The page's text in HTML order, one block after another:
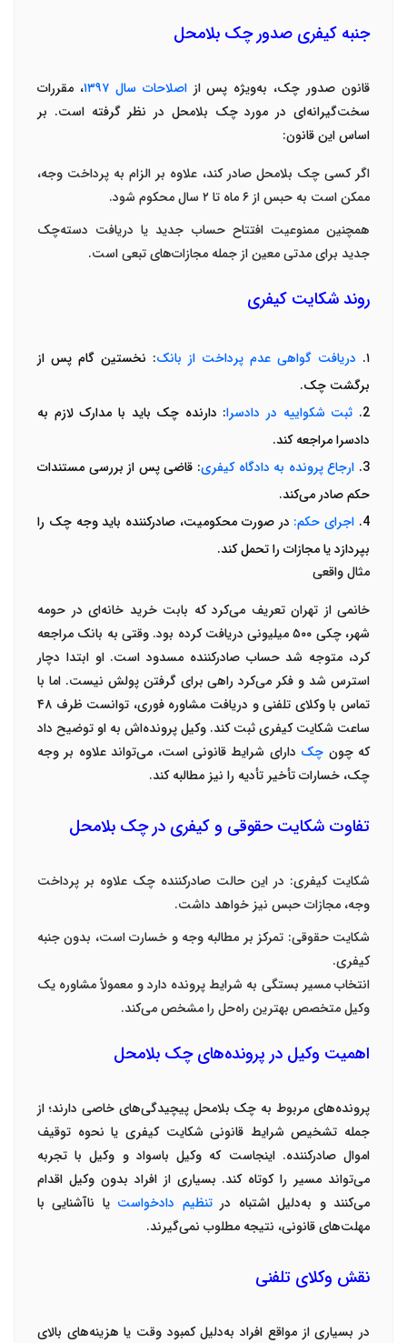
جنبه کیفری صدور چک بلامحل
قانون صدور چک، به‌ویژه پس ازاصلاحات سال۱۳۹۷، مقررات
سخت‌گیرانه‌ای در مورد چک بلامحل در نظر گرفته است. بر
اساس این قانون:
اگر کسی چک بلامحل صادر کند، علاوه بر الزام به پرداخت وجه،
ممکن است به حبس از ۶ماه تا ۲ سالمحکوم شود.
همچنین ممنوعیت افتتاح حساب جدید یا دریافت دسته‌چک
جدید برای مدتی معین از جمله مجازات‌های تبعی است.
روند شکایت کیفری
۱. دریافت گواهی عدم پرداخت از بانک: نخستین گام پس از
برگشت چک.
2. ثبت شکواییه در دادسرا: دارنده چک باید با مدارک لازم به
دادسرا مراجعه کند.
3. ارجاع پرونده به دادگاه کیفری: قاضی پس از بررسی مستندات
حکم صادر می‌کند.
4. اجرای حکم: در صورت محکومیت، صادرکننده باید وجه چک را
بپردازد یا مجازات را تحمل کند.
مثال واقعی
خانمی از تهران تعریف می‌کرد که بابت خرید خانه‌ای در حومه
شهر، چکی ۵۰۰میلیونی دریافت کرده بود. وقتی به بانک مراجعه
کرد، متوجه شد حساب صادرکننده مسدود است. او ابتدا دچار
استرس شد و فکر می‌کرد راهی برای گرفتن پولش نیست. اما با
تماس باوکلای تلفنیو دریافت مشاوره فوری، توانست ظرف ۴۸
ساعت شکایت کیفری ثبت کند. وکیل پرونده‌اش به او توضیح داد
که چون چک دارای شرایط قانونی است، می‌تواند علاوه بر وجه
چک، خسارات تأخیر تأدیه را نیز مطالبه کند.
تفاوت شکایت حقوقی و کیفری در چک بلامحل
شکایت کیفری: در این حالت صادرکننده چک علاوه بر پرداخت
وجه، مجازات حبس نیز خواهد داشت.
شکایت حقوقی: تمرکز بر مطالبه وجه و خسارت است، بدون جنبه
کیفری.
انتخاب مسیر بستگی به شرایط پرونده دارد و معمولاً مشاوره یک
وکیل متخصص بهترین راه‌حل را مشخص می‌کند.
اهمیت وکیل در پرونده‌های چک بلامحل
پرونده‌های مربوط به چک بلامحل پیچیدگی‌های خاصی دارند؛ از
جمله تشخیص شرایط قانونی شکایت کیفری یا نحوه توقیف
اموال صادرکننده. اینجاست که وکیل باسواد و وکیل با تجربه
می‌تواند مسیر را کوتاه کند. بسیاری از افراد بدون وکیل اقدام
می‌کنند و به‌دلیل اشتباه درتنظیم دادخواستیا ناآشنایی با
مهلت‌های قانونی، نتیجه مطلوب نمی‌گیرند.
نقش وکلای تلفنی
در بسیاری از مواقع افراد به‌دلیل کمبود وقت یا هزینه‌های بالای